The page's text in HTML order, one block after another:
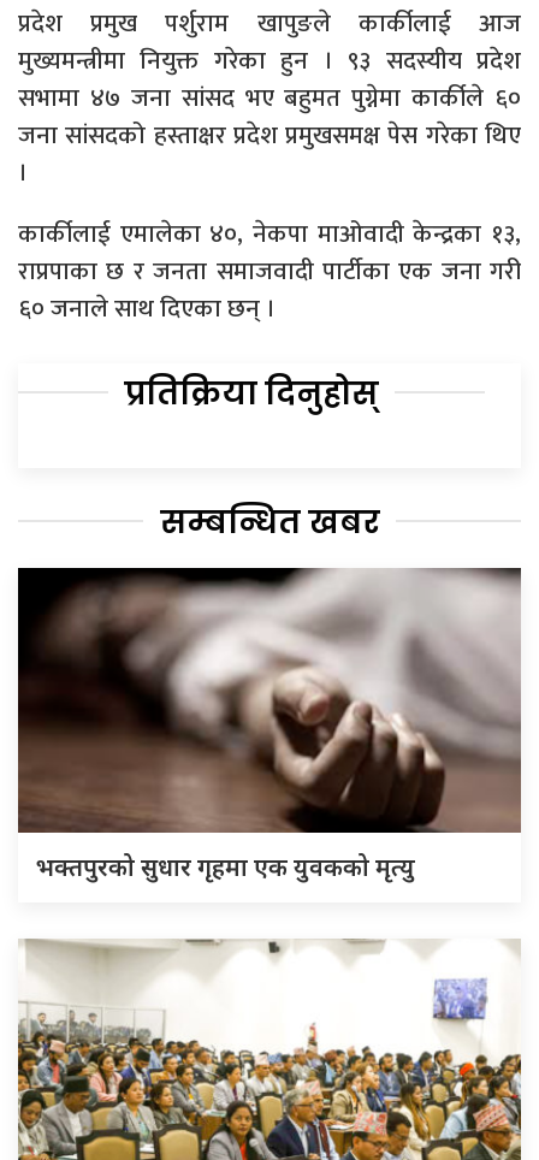
प्रदेश प्रमुख पर्शुराम खापुङले कार्कीलाई आज
मुख्यमन्त्रीमा नियुक्त गरेका हुन । ९३ सदस्यीय प्रदेश
सभामा ४७ जना सांसद भए बहुमत पुग्नेमा कार्कीले ६०
जना सांसदको हस्ताक्षर प्रदेश प्रमुखसमक्ष पेस गरेका थिए
।
कार्कीलाई एमालेका ४०, नेकपा माओवादी केन्द्रका १३,
राप्रपाका छ र जनता समाजवादी पार्टीका एक जना गरी
६० जनाले साथ दिएका छन् ।
प्रतिक्रिया दिनुहोस्
सम्बन्धित खबर
भक्तपुरको सुधार गृहमा एक युवकको मृत्यु